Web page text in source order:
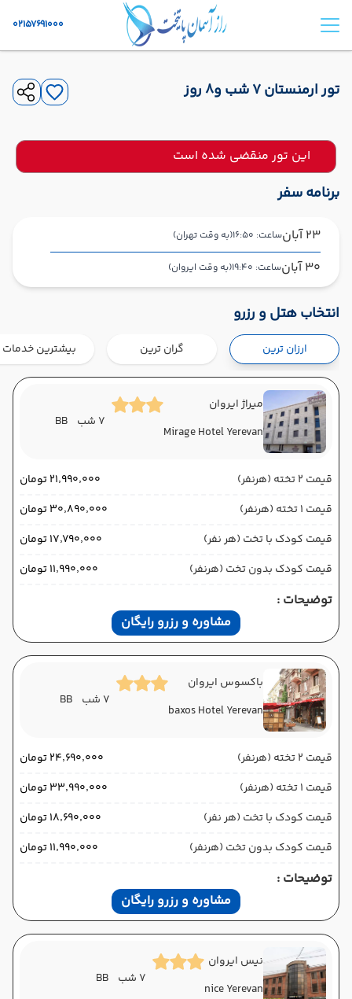
02157691000
تور ارمنستان 7 شب و8 روز
این تور منقضی شده است
برنامه سفر
23 آبان ساعت: 16:50 (به وقت تهران)
30 آبان ساعت: 19:40 (به وقت ایروان)
شروع سفر تهران ,
فرودگاه بین‌المللی امام خمینی IKA
ایروان , فرودگاه بین‌المللی زوارتنوتس EVN
نوع سفر :هوایی (Economy) کاسپین
ساعت حرکت :16:50
پایان سفر ایروان , فرودگاه بین‌المللی زوارتنوتس EVN
ساعت حرکت : 19:40
02:00
انتخاب هتل و رزرو
ارزان ترین گران ترین بیشترین خدمات
میراژ ایروان
Mirage Hotel Yerevan
7 شب BB
قیمت 2 تخته (هرنفر)
۲۱٬۹۹۰٬۰۰۰ تومان
قیمت 1 تخته (هرنفر)
۳۰٬۸۹۰٬۰۰۰ تومان
قیمت کودک با تخت (هر نفر)
۱۷٬۷۹۰٬۰۰۰ تومان
قیمت کودک بدون تخت (هرنفر)
۱۱٬۹۹۰٬۰۰۰ تومان
توضیحات :
مشاوره و رزرو رایگان
باکسوس ایروان
baxos Hotel Yerevan
7 شب BB
قیمت 2 تخته (هرنفر)
۲۴٬۶۹۰٬۰۰۰ تومان
قیمت 1 تخته (هرنفر)
۳۳٬۹۹۰٬۰۰۰ تومان
قیمت کودک با تخت (هر نفر)
۱۸٬۶۹۰٬۰۰۰ تومان
قیمت کودک بدون تخت (هرنفر)
۱۱٬۹۹۰٬۰۰۰ تومان
توضیحات :
مشاوره و رزرو رایگان
نیس ایروان
nice Yerevan
7 شب BB